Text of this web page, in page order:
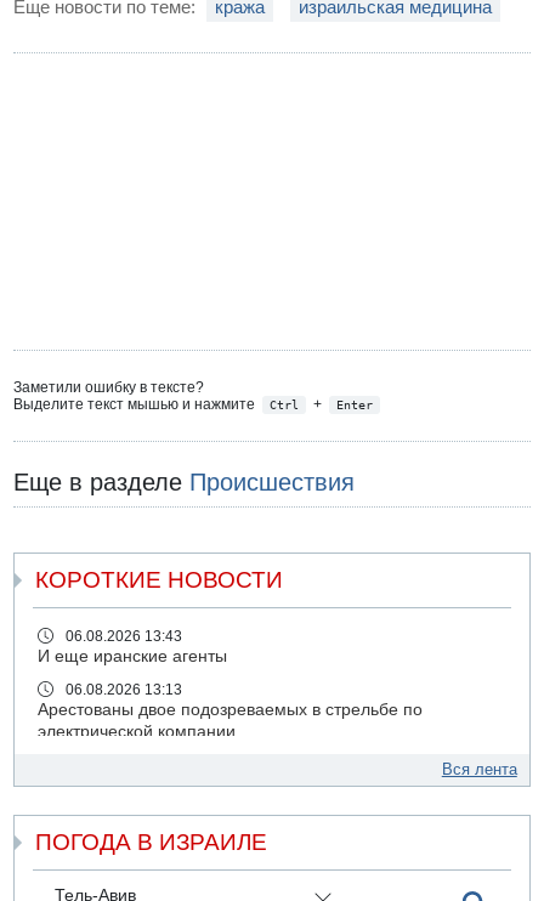
Еще новости по теме: кража израильская медицина
Заметили ошибку в тексте?
Выделите текст мышью и нажмите
Ctrl + Enter
Еще в разделе Происшествия
КОРОТКИЕ НОВОСТИ
06.08.2026 13:43
И еще иранские агенты
06.08.2026 13:13
Арестованы двое подозреваемых в стрельбе по
электрической компании
Возле Кирьят-Арбы пожар на местности
06.08.2026 12:06
США не будут давить на Израиль в вопросе Ливана
06.08.2026 11:41
Трое подростков ограбили сексшоп в Холоне
Вся лента
ПОГОДА В ИЗРАИЛЕ
Тель-Авив